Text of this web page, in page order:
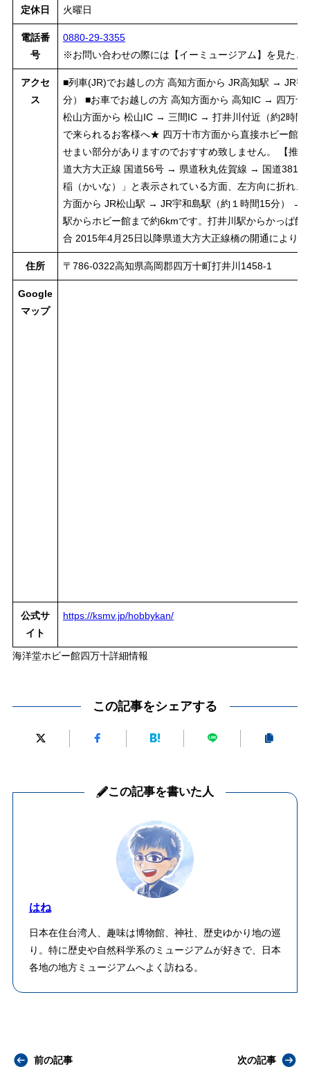
定休日 火曜日
電話番
号
0880-29-3355
※お問い合わせの際には【イーミュージアム】を見たと
アクセ
ス
■列車(JR)でお越しの方 高知方面から JR高知駅 → JR
分） ■お車でお越しの方 高知方面から 高知IC → 四万
松山方面から 松山IC → 三間IC → 打井川付近（約2時
で来られるお客様へ★ 四万十市方面から直接ホビー館
せまい部分がありますのでおすすめ致しません。 【推
道大方大正線 国道56号 → 県道秋丸佐賀線 → 国道381
稲（かいな）」と表示されている方面、左方向に折れ
方面から JR松山駅 → JR宇和島駅（約１時間15分） →
駅からホビー館まで約6kmです。打井川駅からかっぱ
合 2015年4月25日以降県道大方大正線橋の開通により
住所 〒786-0322高知県高岡郡四万十町打井川1458-1
Google
マップ
公式サ
イト
https://ksmv.jp/hobbykan/
海洋堂ホビー館四万十詳細情報
この記事をシェアする
この記事を書いた人
はね
日本在住台湾人、趣味は博物館、神社、歴史ゆかり地の巡
り。特に歴史や自然科学系のミュージアムが好きで、日本
各地の地方ミュージアムへよく訪ねる。
前の記事 次の記事